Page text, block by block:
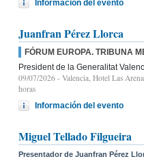
Información del evento
Juanfran Pérez Llorca
FÓRUM EUROPA. TRIBUNA
President de la Generalitat
09/07/2026 - Valencia, Hotel Las
horas
Información del evento
Miguel Tellado Filgueira
Presentador de Juanfran Pérez